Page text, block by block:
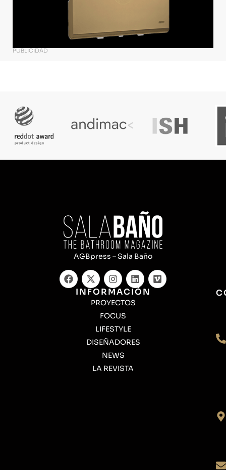
PUBLICIDAD
AGBpress – Sala Baño
INFORMACIÓN
PROYECTOS
FOCUS
LIFESTYLE
DISEÑADORES
NEWS
LA REVISTA